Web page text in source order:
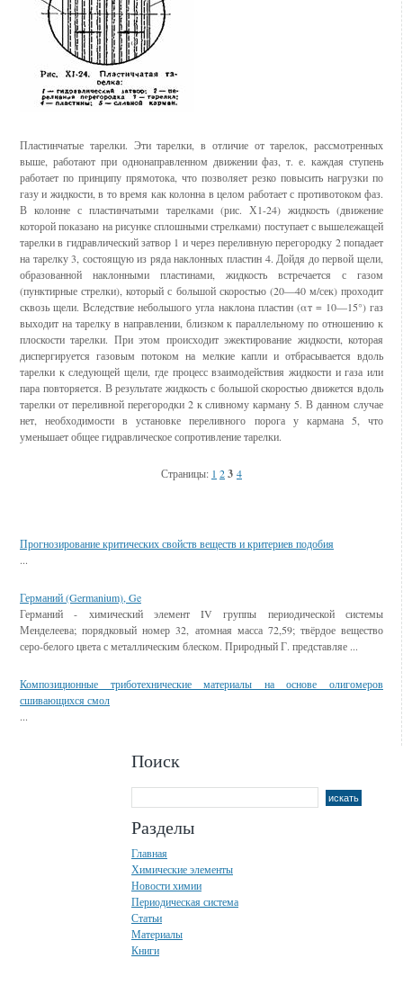
Пластинчатые тарелки. Эти тарелки, в отличие от тарелок, рассмотренных
выше, работают при однонаправленном движении фаз, т. е. каждая ступень
работает по принципу прямотока, что позволяет резко повысить нагрузки по
газу и жидкости, в то время как колонна в це­лом работает с противотоком фаз.
В колонне с пластинчатыми тарелками (рис. Х1-24) жидкость (движение
которой показано на рисунке сплошными стрелками) поступает с вышележащей
тарелки в гидравлический затвор 1 и через переливную перегородку 2 попадает
на тарелку 3, состоящую из ряда наклонных пластин 4. Дойдя до первой щели,
образованной наклон­ными пластинами, жидкость встречает­ся с газом
(пунктирные стрелки), ко­торый с большой скоростью (20—40 м/сек) проходит
сквозь щели. Вследст­вие небольшого угла наклона пластин (αт = 10—15°) газ
выходит на тарел­ку в направлении, близком к парал­лельному по отношению к
плоскости тарелки. При этом происходит эжектирование жидкости, которая
дисперги­руется газовым потоком на мелкие кап­ли и отбрасывается вдоль
тарелки к следующей щели, где процесс взаимо­действия жидкости и газа или
пара повторяется. В результате жидкость с большой скоростью движется вдоль
тарелки от переливной перегородки 2 к сливному карману 5. В данном случае
нет, необходимости в установке пе­реливного порога у кармана 5, что
уменьшает общее гидравлическое сопро­тивление тарелки.
Страницы: 1 23 4
Прогнозирование критических свойств веществ и критериев подобия
...
Германий (Germanium), Ge
Германий - химический элемент IV группы периодической системы
Менделеева; порядковый номер 32, атомная масса 72,59; твёрдое вещество
серо-белого цвета с металлическим блеском. Природный Г. представляе ...
Композиционные триботехнические материалы на основе олигомеров
сшивающихся смол
...
Поиск
Разделы
Главная
Химические элементы
Новости химии
Периодическая система
Статьи
Материалы
Книги